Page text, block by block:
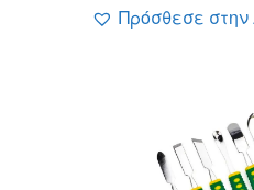
Πρόσθεσε